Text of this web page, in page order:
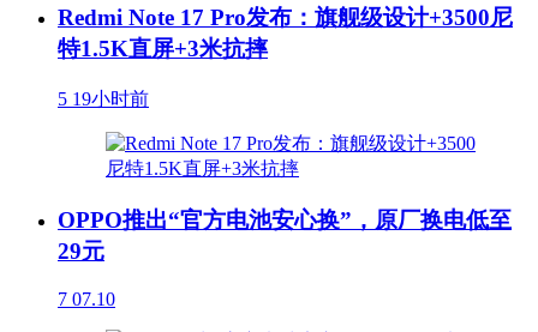
Redmi Note 17 Pro发布：旗舰级设计+3500尼
特1.5K直屏+3米抗摔
5 19小时前
OPPO推出“官方电池安心换”，原厂换电低至
29元
7 07.10